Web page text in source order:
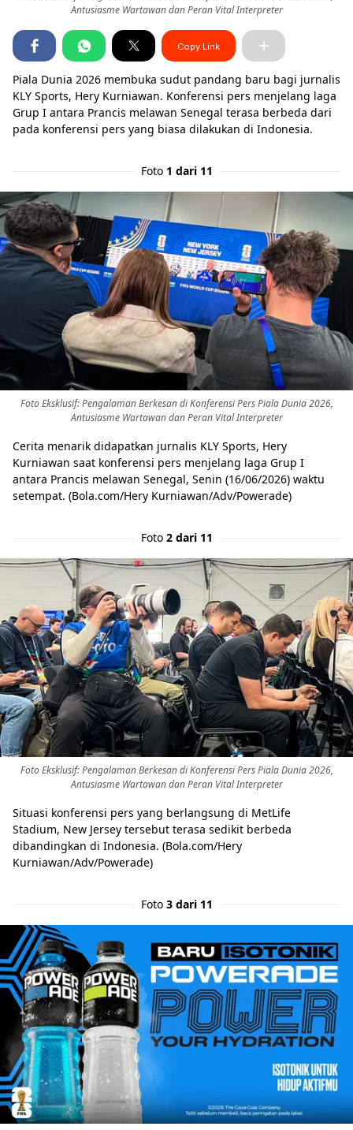
Antusiasme Wartawan dan Peran Vital Interpreter
Copy Link
Piala Dunia 2026 membuka sudut pandang baru bagi jurnalis
KLY Sports, Hery Kurniawan. Konferensi pers menjelang laga
Grup I antara Prancis melawan Senegal terasa berbeda dari
pada konferensi pers yang biasa dilakukan di Indonesia.
Foto 1 dari 11
Foto Eksklusif: Pengalaman Berkesan di Konferensi Pers Piala Dunia 2026,
Antusiasme Wartawan dan Peran Vital Interpreter
Cerita menarik didapatkan jurnalis KLY Sports, Hery
Kurniawan saat konferensi pers menjelang laga Grup I
antara Prancis melawan Senegal, Senin (16/06/2026) waktu
setempat. (Bola.com/Hery Kurniawan/Adv/Powerade)
Foto 2 dari 11
Foto Eksklusif: Pengalaman Berkesan di Konferensi Pers Piala Dunia 2026,
Antusiasme Wartawan dan Peran Vital Interpreter
Situasi konferensi pers yang berlangsung di MetLife
Stadium, New Jersey tersebut terasa sedikit berbeda
dibandingkan di Indonesia. (Bola.com/Hery
Kurniawan/Adv/Powerade)
Foto 3 dari 11